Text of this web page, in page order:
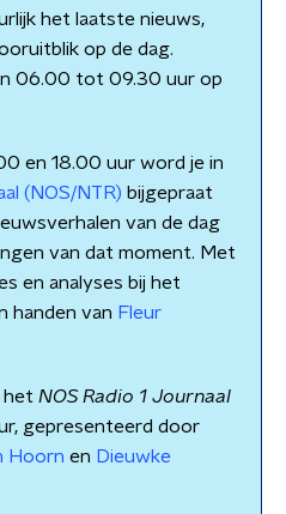
het laatste nieuws,
op de dag.
06.00 tot 09.30 uur op
en 18.00 uur word je in
(NOS/NTR) bijgepraat
van de dag
van dat moment. Met
en analyses bij het
handen van Fleur
het NOS Radio 1 Journaal
gepresenteerd door
Hoorn en Dieuwke